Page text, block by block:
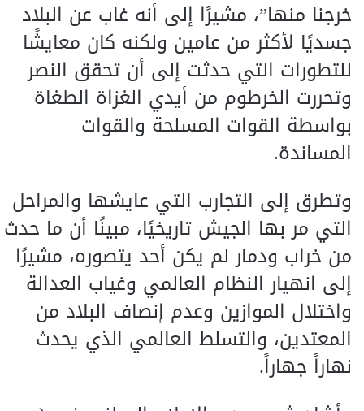
خرجنا منها”، مشيرًا إلى أنه غاب عن البلاد
جسديًا لأكثر من عامين ولكنه كان معايشًا
للتطورات التي حدثت إلى أن تحقق النصر
وتحررت الخرطوم من أيدي الغزاة الطغاة
بواسطة القوات المسلحة والقوات
المساندة.
وتطرق إلى التجارب التي عايشها والمراحل
التي مر بها الجيش تاريخيًا، مبينًا أن ما حدث
من خراب ودمار لم يكن أحد يتصوره، مشيرًا
إلى انهيار النظام العالمي وغياب العدالة
واختلال الموازين وعدم إنصاف البلاد من
المعتدين، والتسلط العالمي الذي يحدث
نهاراً جهاراً.